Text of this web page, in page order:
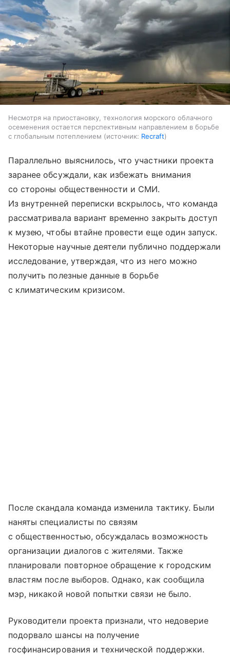
Несмотря на приостановку, технология морского облачного
осеменения остается перспективным направлением в борьбе
с глобальным потеплением
источник: Recraft
Параллельно выяснилось, что участники проекта
заранее обсуждали, как избежать внимания
со стороны общественности и СМИ.
Из внутренней переписки вскрылось, что команда
рассматривала вариант временно закрыть доступ
к музею, чтобы втайне провести еще один запуск.
Некоторые научные деятели публично поддержали
исследование, утверждая, что из него можно
получить полезные данные в борьбе
с климатическим кризисом.
После скандала команда изменила тактику. Были
наняты специалисты по связям
с общественностью, обсуждалась возможность
организации диалогов с жителями. Также
планировали повторное обращение к городским
властям после выборов. Однако, как сообщила
мэр, никакой новой попытки связи не было.
Руководители проекта признали, что недоверие
подорвало шансы на получение
госфинансирования и технической поддержки.